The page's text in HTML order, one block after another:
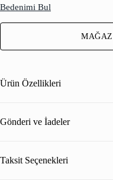
Bedenimi Bul
Ürün Özellikleri
Gönderi ve İadeler
Taksit Seçenekleri